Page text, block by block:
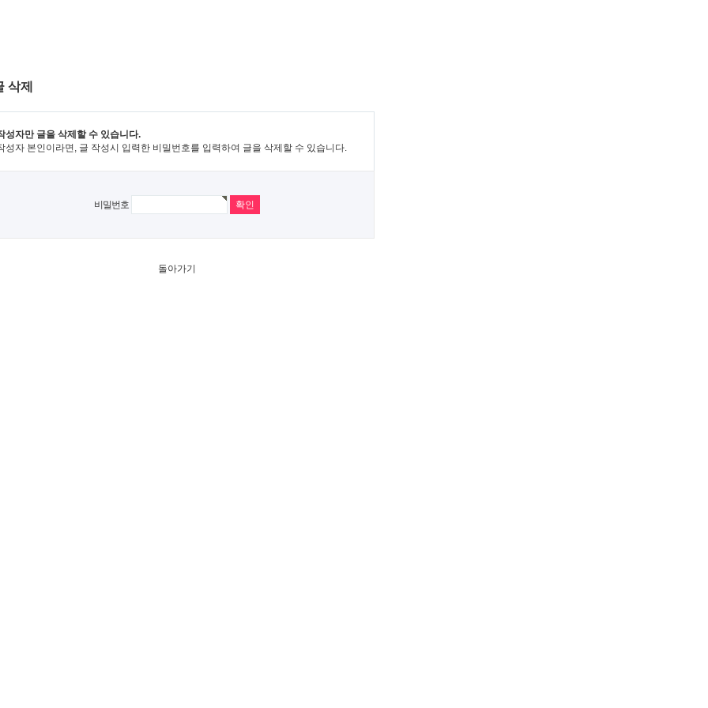
삭제
성자만 글을 삭제할 수 있습니다.
성자 본인이라면, 글 작성시 입력한 비밀번호를 입력하여 글을 삭제할 수 있습니다.
비밀번호
돌아가기